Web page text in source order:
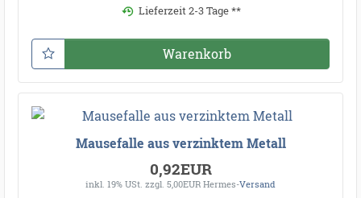
Lieferzeit 2-3 Tage **
Warenkorb
Mausefalle aus verzinktem Metall
0,92EUR
inkl. 19% USt. zzgl. 5,00EUR Hermes-Versand